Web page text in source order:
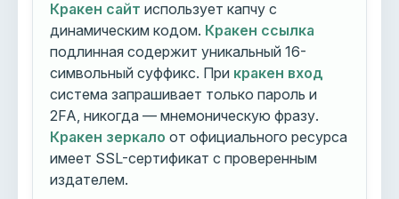
Кракен сайт использует капчу с
динамическим кодом. Кракен ссылка
подлинная содержит уникальный 16-
символьный суффикс. При кракен вход
система запрашивает только пароль и
2FA, никогда — мнемоническую фразу.
Кракен зеркало от официального ресурса
имеет SSL-сертификат с проверенным
издателем.